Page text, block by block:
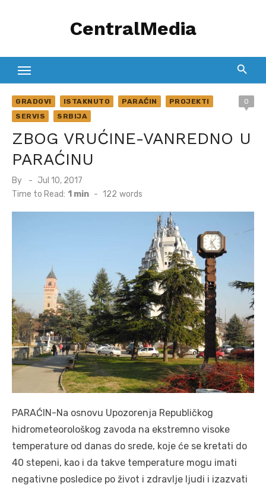
CentralMedia
GRADOVI ISTAKNUTO PARAĆIN
PROJEKTI
SERVIS
SRBIJA
0
ZBOG VRUĆINE-VANREDNO U
PARAĆINU
By
Posted
on
Jul 10, 2017
Time to Read: 1 min - 122 words
PARAĆIN-Na osnovu Upozorenja Republičkog
hidrometeorološkog zavoda na ekstremno visoke
temperature od danas do srede, koje će se kretati do
40 stepeni, kao i da takve temperature mogu imati
negativne posledice po život i zdravlje ljudi i izazvati